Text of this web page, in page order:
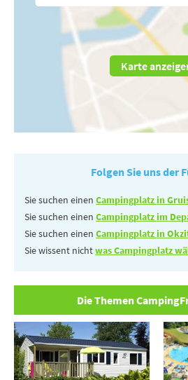
Karte
Folgen Sie uns der
Sie suchen einen Campingplatz in
Sie suchen einen Campingplatz im
Sie suchen einen Campingplatz in
Sie wissent nichtwas Campingplatz
Die Themen